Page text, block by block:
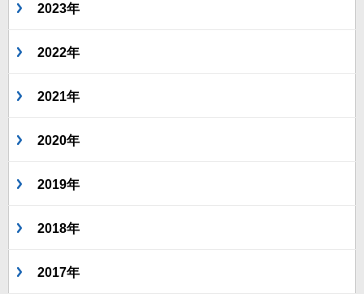
2023年
2022年
2021年
2020年
2019年
2018年
2017年